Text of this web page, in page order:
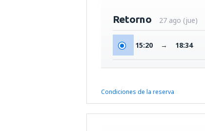
Retorno 27 ago (jue)
15:20 → 18:34
Condiciones de la reserva